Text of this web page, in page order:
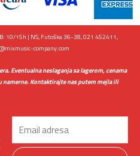
10/15h | NS, Futoška 36-38, 021 452411,
company.com
Eventualna neslaganja sa lagerom, cenama
Kontaktirajte nas putem mejla ili